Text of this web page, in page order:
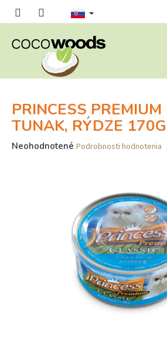
PRINCESS PREMIUM
TUNAK, RÝDZE 170G
Priemerné
Neohodnotené Podrobnosti hodnotenia